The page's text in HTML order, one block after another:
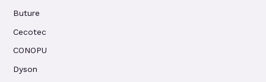
Buture
Cecotec
CONOPU
Dyson